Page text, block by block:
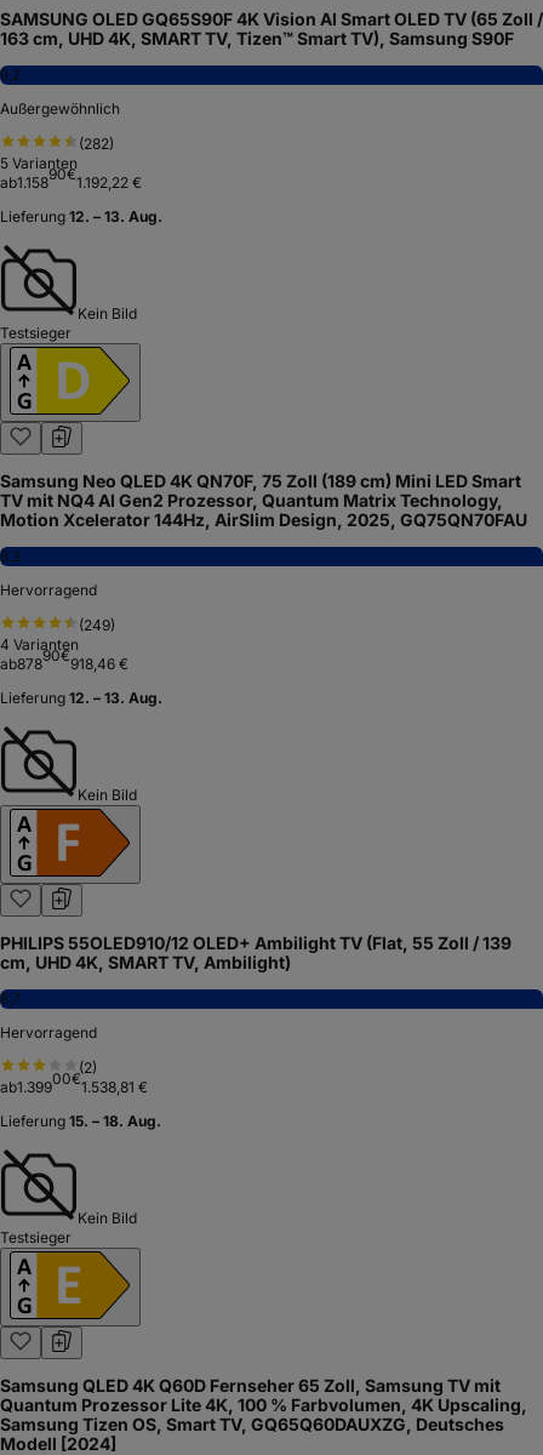
SAMSUNG OLED GQ65S90F 4K Vision AI Smart OLED TV (65 Zoll /
163 cm, UHD 4K, SMART TV, Tizen™ Smart TV), Samsung S90F
9,2
Außergewöhnlich
(282)
5 Varianten
ab1.15890€1.192,22 €
Lieferung 12. – 13. Aug.
Kein Bild
Testsieger
Samsung Neo QLED 4K QN70F, 75 Zoll (189 cm) Mini LED Smart
TV mit NQ4 AI Gen2 Prozessor, Quantum Matrix Technology,
Motion Xcelerator 144Hz, AirSlim Design, 2025, GQ75QN70FAU
8,3
Hervorragend
(249)
4 Varianten
ab87890€918,46 €
Lieferung 12. – 13. Aug.
Kein Bild
PHILIPS 55OLED910/12 OLED+ Ambilight TV (Flat, 55 Zoll / 139
cm, UHD 4K, SMART TV, Ambilight)
8,7
Hervorragend
(2)
ab1.39900€1.538,81 €
Lieferung 15. – 18. Aug.
Kein Bild
Testsieger
Samsung QLED 4K Q60D Fernseher 65 Zoll, Samsung TV mit
Quantum Prozessor Lite 4K, 100 % Farbvolumen, 4K Upscaling,
Samsung Tizen OS, Smart TV, GQ65Q60DAUXZG, Deutsches
Modell [2024]